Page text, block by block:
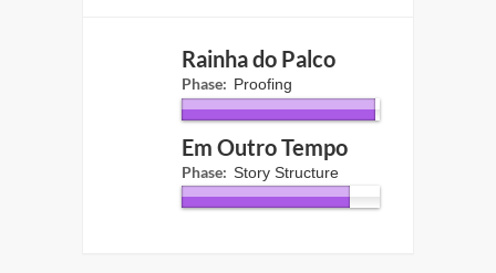
Rainha do Palco
Phase: Proofing
Em Outro Tempo
Phase: Story Structure